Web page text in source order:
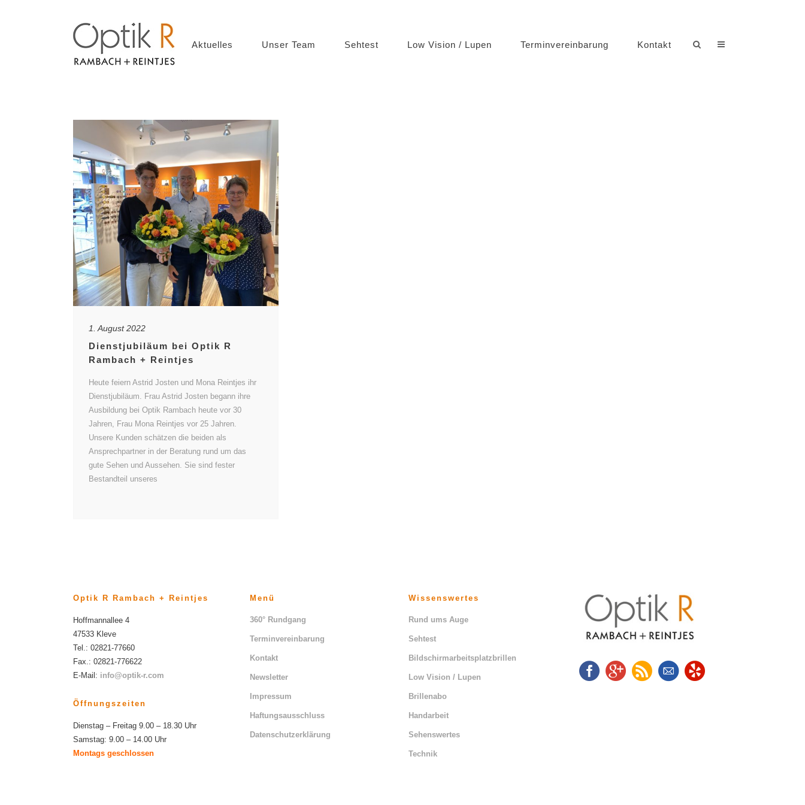
Aktuelles Unser Team Sehtest Low Vision / Lupen Terminvereinbarung Kontakt
1. August 2022
Dienstjubiläum bei Optik R
Rambach + Reintjes
Heute feiern Astrid Josten und Mona Reintjes ihr
Dienstjubiläum. Frau Astrid Josten begann ihre
Ausbildung bei Optik Rambach heute vor 30
Jahren, Frau Mona Reintjes vor 25 Jahren.
Unsere Kunden schätzen die beiden als
Ansprechpartner in der Beratung rund um das
gute Sehen und Aussehen. Sie sind fester
Bestandteil unseres
Optik R Rambach + Reintjes
Hoffmannallee 4
47533 Kleve
Tel.: 02821-77660
Fax.: 02821-776622
E-Mail: info@optik-r.com
Öffnungszeiten
Dienstag – Freitag 9.00 – 18.30 Uhr
Samstag: 9.00 – 14.00 Uhr
Montags geschlossen
Menü
360° Rundgang
Terminvereinbarung
Kontakt
Newsletter
Impressum
Haftungsausschluss
Datenschutzerklärung
Wissenswertes
Rund ums Auge
Sehtest
Bildschirmarbeitsplatzbrillen
Low Vision / Lupen
Brillenabo
Handarbeit
Sehenswertes
Technik